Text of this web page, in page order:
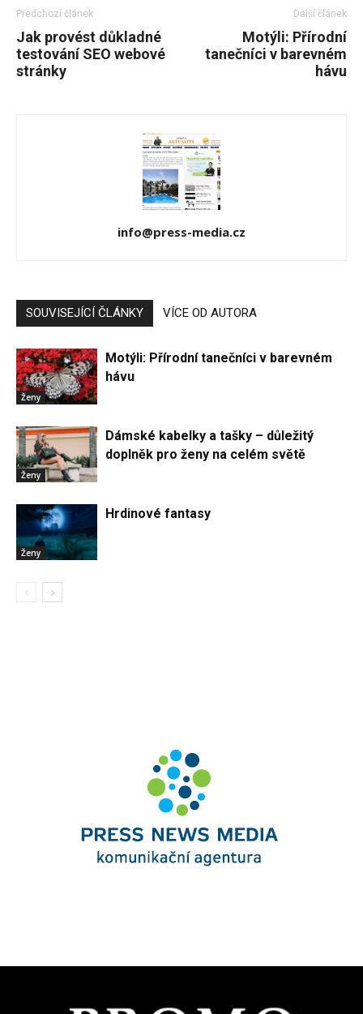
Předchozí článek
Jak provést důkladné
testování SEO webové
stránky
Další článek
Motýli: Přírodní
tanečníci v barevném
hávu
info@press-media.cz
SOUVISEJÍCÍ ČLÁNKY VÍCE OD AUTORA
Ženy
Motýli: Přírodní tanečníci v barevném
hávu
Ženy
Dámské kabelky a tašky – důležitý
doplněk pro ženy na celém světě
Ženy
Hrdinové fantasy